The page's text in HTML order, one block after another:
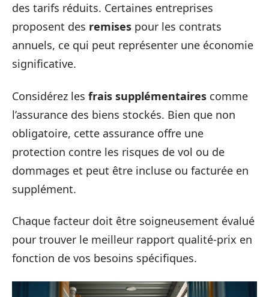
des tarifs réduits. Certaines entreprises
proposent des remises pour les contrats
annuels, ce qui peut représenter une économie
significative.
Considérez les frais supplémentaires comme
l’assurance des biens stockés. Bien que non
obligatoire, cette assurance offre une
protection contre les risques de vol ou de
dommages et peut être incluse ou facturée en
supplément.
Chaque facteur doit être soigneusement évalué
pour trouver le meilleur rapport qualité-prix en
fonction de vos besoins spécifiques.